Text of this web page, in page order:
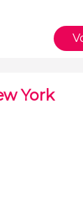
York